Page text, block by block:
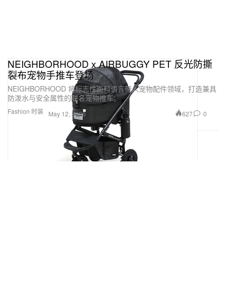
Fashion 时装
NEIGHBORHOOD x AIRBUGGY PET 反光防撕
裂布宠物手推车登场
NEIGHBORHOOD 将标志性面料语言带入宠物配件领域，打造兼具
防泼水与安全属性的联名宠物推车。
May 12, 2026 627 0